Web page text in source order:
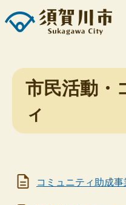
市民活動・
ィ
コミュニティ助成事